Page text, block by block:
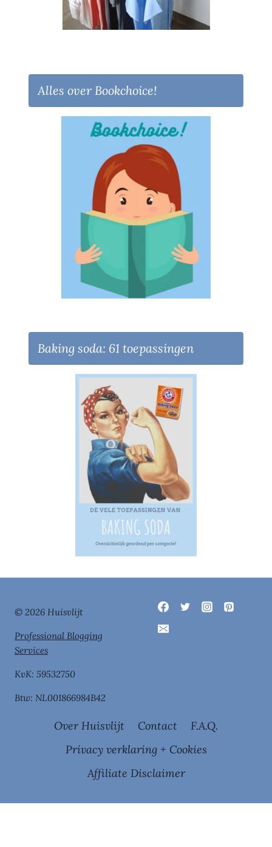
Alles over Bookchoice!
Baking soda: 61 toepassingen
© 2026 Huisvlijt
Professional Blogging
Services
KvK: 59532750
Btw: NL001866984B42
Over Huisvlijt Contact
F.A.Q.
Privacy verklaring + Cookies
Affiliate Disclaimer